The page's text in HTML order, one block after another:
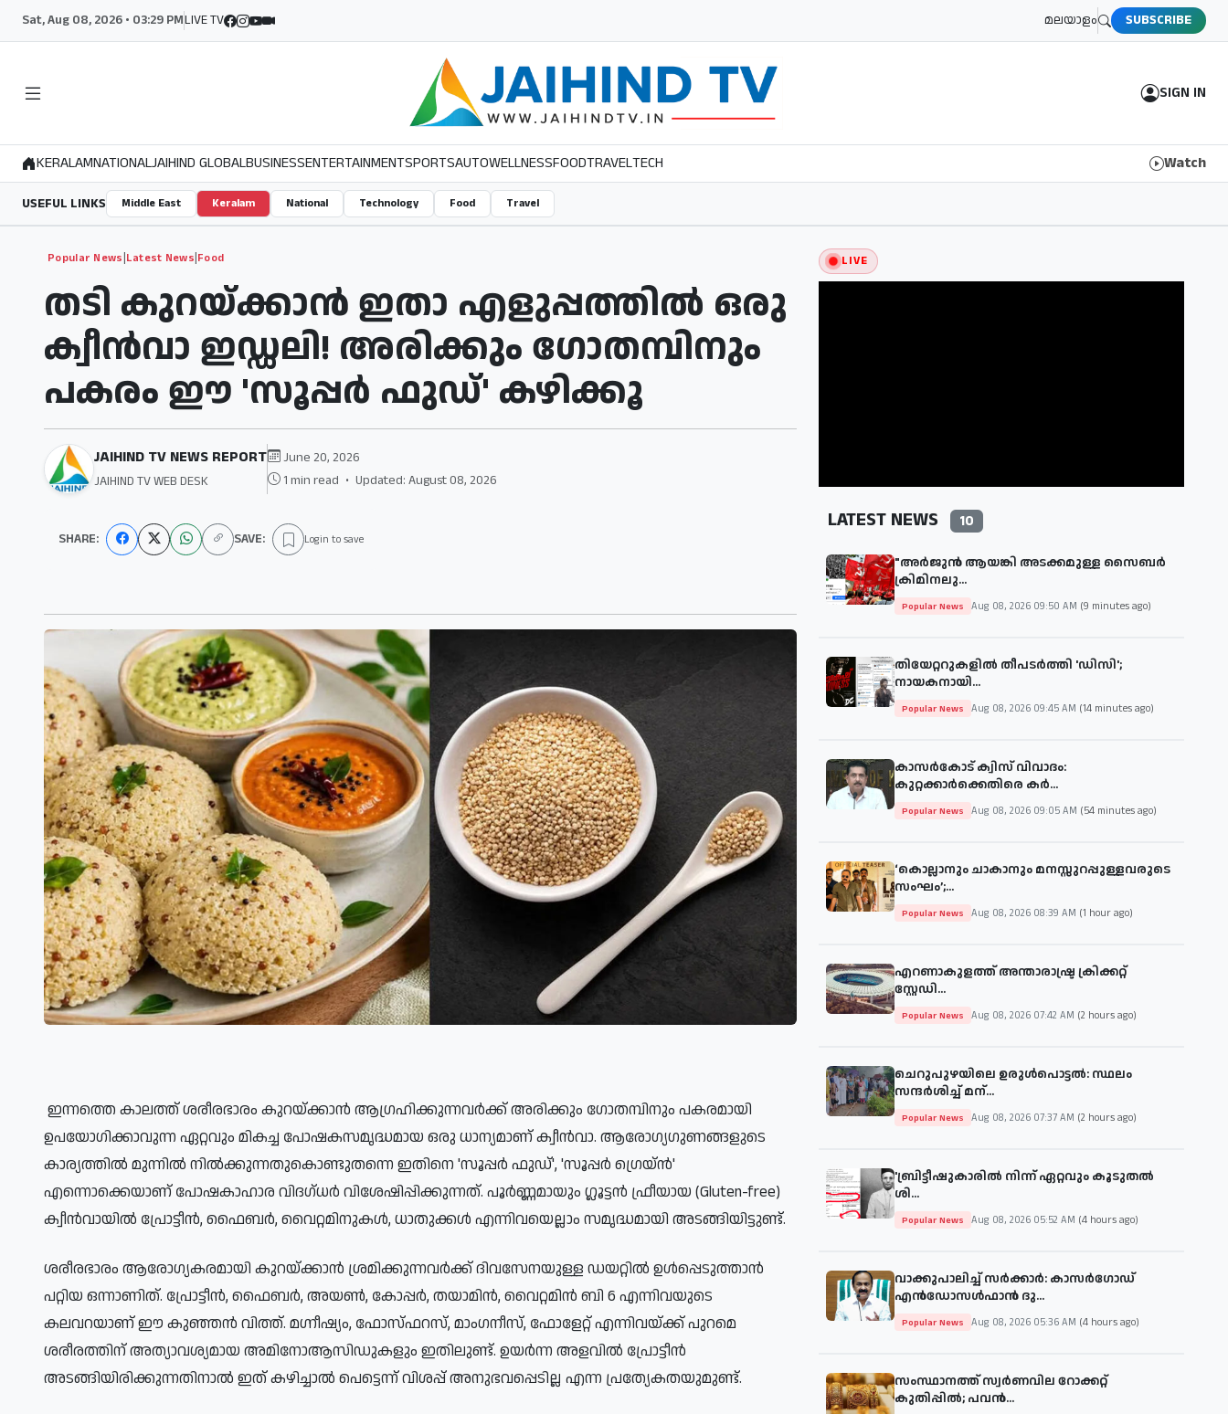
Sat, Aug 08, 2026 • 03:29 PMLIVE TV മലയാളം SUBSCRIBE
SIGN IN
KERALAMNATIONALJAIHIND GLOBALBUSINESSENTERTAINMENTSPORTSAUTOWELLNESSFOODTRAVELTECH Watch
USEFUL LINKS Middle East Keralam National Technology Food Travel
Popular News|Latest News|Food
തടി കുറയ്ക്കാൻ ഇതാ എളുപ്പത്തിൽ ഒരു
ക്വീൻവാ ഇഡ്ഡലി! അരിക്കും ഗോതമ്പിനും
പകരം ഈ 'സൂപ്പർ ഫുഡ്' കഴിക്കൂ
JAIHIND TV NEWS REPORT
JAIHIND TV WEB DESK
June 20, 2026
1 min read • Updated: August 08, 2026
SHARE: SAVE: Login to save
ഉപയോഗിക്കാവുന്ന ഏറ്റവും മികച്ച പോഷകസമൃദ്ധമായ ഒരു ധാന്യമാണ് ക്വീൻവാ. ആരോഗ്യഗുണങ്ങളുടെ
കാര്യത്തിൽ മുന്നിൽ നിൽക്കുന്നതുകൊണ്ടുതന്നെ ഇതിനെ 'സൂപ്പർ ഫുഡ്', 'സൂപ്പർ ഗ്രെയ്ൻ'
എന്നൊക്കെയാണ് പോഷകാഹാര വിദഗ്ധർ വിശേഷിപ്പിക്കുന്നത്. പൂർണ്ണമായും ഗ്ലൂട്ടൻ ഫ്രീയായ (Gluten-free)
ക്വീൻവായിൽ പ്രോട്ടീൻ, ഫൈബർ, വൈറ്റമിനുകൾ, ധാതുക്കൾ എന്നിവയെല്ലാം സമൃദ്ധമായി അടങ്ങിയിട്ടുണ്ട്.
ശരീരഭാരം ആരോഗ്യകരമായി കുറയ്ക്കാൻ ശ്രമിക്കുന്നവർക്ക് ദിവസേനയുള്ള ഡയറ്റിൽ ഉൾപ്പെടുത്താൻ
പറ്റിയ ഒന്നാണിത്. പ്രോട്ടീൻ, ഫൈബർ, അയൺ, കോപ്പർ, തയാമിൻ, വൈറ്റമിൻ ബി 6 എന്നിവയുടെ
കലവറയാണ് ഈ കുഞ്ഞൻ വിത്ത്. മഗ്നീഷ്യം, ഫോസ്‌ഫറസ്‌, മാംഗനീസ്‌, ഫോളേറ്റ് എന്നിവയ്ക്ക് പുറമെ
ശരീരത്തിന് അത്യാവശ്യമായ അമിനോആസിഡുകളും ഇതിലുണ്ട്. ഉയർന്ന അളവിൽ പ്രോട്ടീൻ
അടങ്ങിയിരിക്കുന്നതിനാൽ ഇത് കഴിച്ചാൽ പെട്ടെന്ന് വിശപ്പ് അനുഭവപ്പെടില്ല എന്ന പ്രത്യേകതയുമുണ്ട്.
LIVE
LATEST NEWS 10
"അര്‍ജുന്‍ ആയങ്കി അടക്കമുള്ള സൈബര്‍
ക്രിമിനലു...
Popular News Aug 08, 2026 09:50 AM (9 minutes ago)
തിയേറ്ററുകളില്‍ തീപടര്‍ത്തി 'ഡിസി';
നായകനായി...
Popular News Aug 08, 2026 09:45 AM (14 minutes ago)
കാസർകോട് ക്വിസ് വിവാദം:
കുറ്റക്കാർക്കെതിരെ കർ...
Popular News Aug 08, 2026 09:05 AM (54 minutes ago)
‘കൊല്ലാനും ചാകാനും മനസ്സുറപ്പുള്ളവരുടെ
സംഘം’;...
Popular News Aug 08, 2026 08:39 AM (1 hour ago)
എറണാകുളത്ത് അന്താരാഷ്ട്ര ക്രിക്കറ്റ്
സ്റ്റേഡി...
Popular News Aug 08, 2026 07:42 AM (2 hours ago)
ചെറുപുഴയിലെ ഉരുൾപൊട്ടൽ: സ്ഥലം
സന്ദർശിച്ച് മന്...
Popular News Aug 08, 2026 07:37 AM (2 hours ago)
'ബ്രിട്ടീഷുകാരില്‍ നിന്ന് ഏറ്റവും കൂടുതല്‍
ശി...
Popular News Aug 08, 2026 05:52 AM (4 hours ago)
വാക്കുപാലിച്ച് സർക്കാർ: കാസർഗോഡ്
എൻഡോസൾഫാൻ ദു...
Popular News Aug 08, 2026 05:36 AM (4 hours ago)
സംസ്ഥാനത്ത് സ്വർണവില റോക്കറ്റ്
കുതിപ്പിൽ; പവൻ...